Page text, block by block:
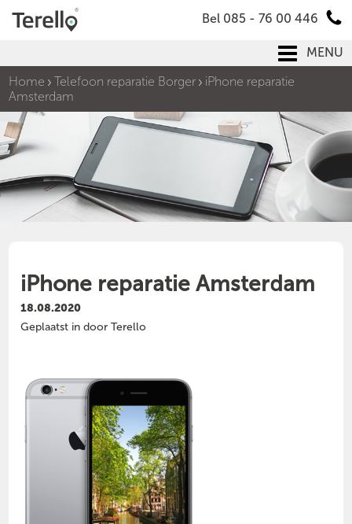
Bel 085 - 76 00 446
MENU
Home
Telefoon reparatie Borger
iPhone reparatie
Amsterdam
iPhone reparatie Amsterdam
18.08.2020
Geplaatst in door Terello